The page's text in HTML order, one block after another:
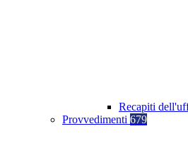
Recapiti
Provvedimenti 679